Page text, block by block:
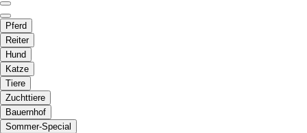
Pferd
Reiter
Hund
Katze
Tiere
Zuchttiere
Bauernhof
Sommer-Special